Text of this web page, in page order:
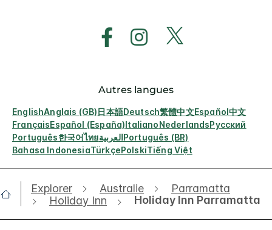
Autres langues
EnglishAnglais (GB)日本語Deutsch繁體中文Español中文
FrançaisEspañol (España)ItalianoNederlandsРусский
Português한국어ไทยالعربيةPortuguês (BR)
Bahasa IndonesiaTürkçePolskiTiếng Việt
Explorer Australie
Parramatta
Holiday Inn
Holiday Inn Parramatta